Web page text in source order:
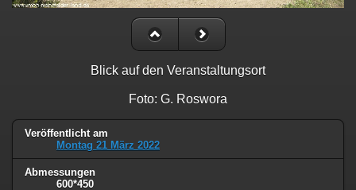
Blick auf den Veranstaltungsort
Foto: G. Roswora
Veröffentlicht am
Montag 21 März 2022
Abmessungen
600*450